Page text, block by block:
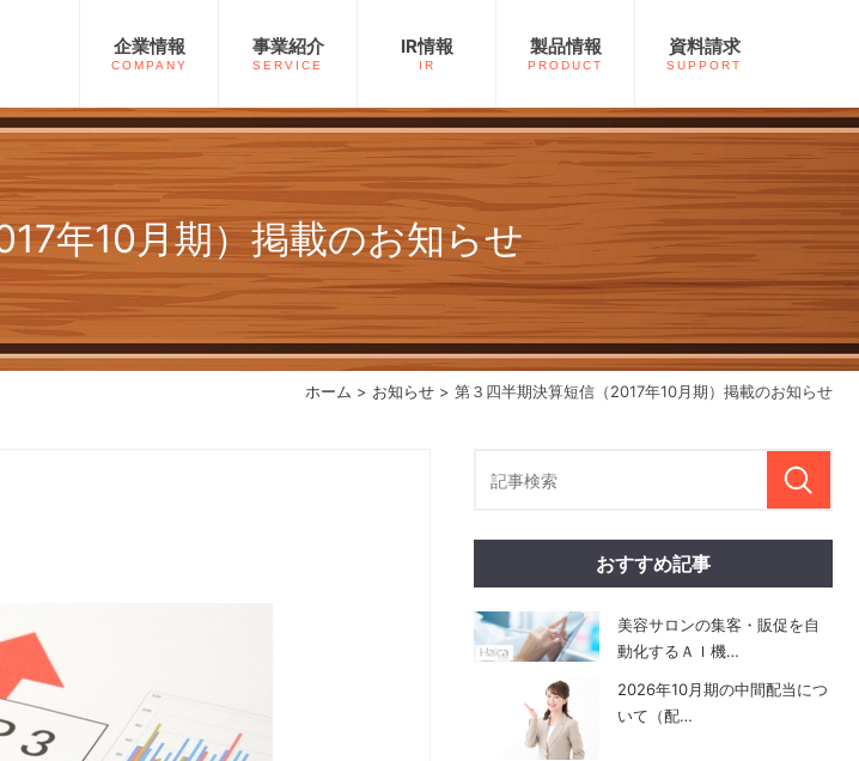
企業情報
COMPANY
事業紹介
SERVICE
IR情報
IR
製品情報
PRODUCT
資料請求
SUPPORT
ホーム > お知らせ > 第３四半期決算短信（2017年10月期）掲載のお知らせ
年10月期）掲載のお知らせ
おすすめ記事
美容サロンの集客・販促を自
動化するＡＩ機…
2026年10月期の中間配当につ
いて（配…